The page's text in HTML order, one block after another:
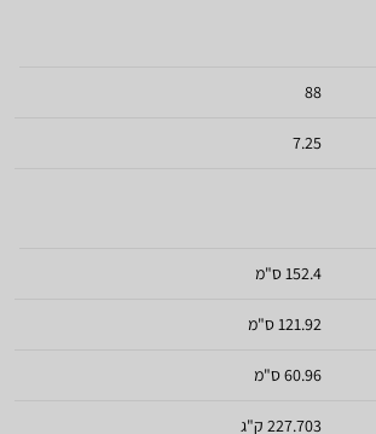
88
7.25
152.4 ס"מ
121.92 ס"מ
60.96 ס"מ
227.703 ק"ג